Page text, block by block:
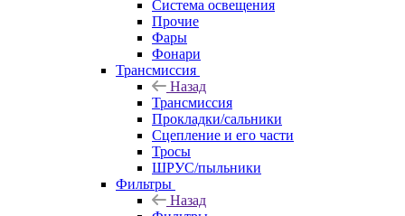
Система освещения
Прочие
Фары
Фонари
Трансмиссия
Назад
Трансмиссия
Прокладки/сальники
Сцепление и его части
Тросы
ШРУС/пыльники
Фильтры
Назад